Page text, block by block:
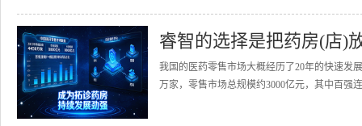
睿智的选择是把药房(店)
我国的医药零售市场大概经历了20年的快速发
万家，零售市场总规模约3000亿元，其中百强